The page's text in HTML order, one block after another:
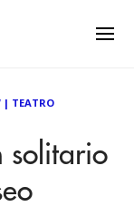
| TEATRO
solitario